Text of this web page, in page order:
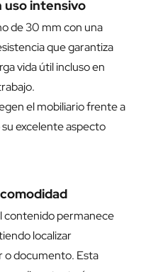
uso intensivo
de 30 mm con una
que garantiza
vida útil incluso en
el mobiliario frente a
excelente aspecto
contenido permanece
localizar
o documento. Esta